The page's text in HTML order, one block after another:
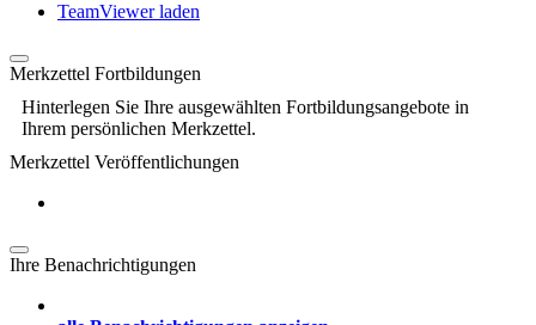
TeamViewer laden
Merkzettel Fortbildungen
Hinterlegen Sie Ihre ausgewählten Fortbildungsangebote in
Ihrem persönlichen Merkzettel.
Merkzettel Veröffentlichungen
Ihre Benachrichtigungen